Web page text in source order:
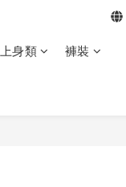
上身類
褲裝